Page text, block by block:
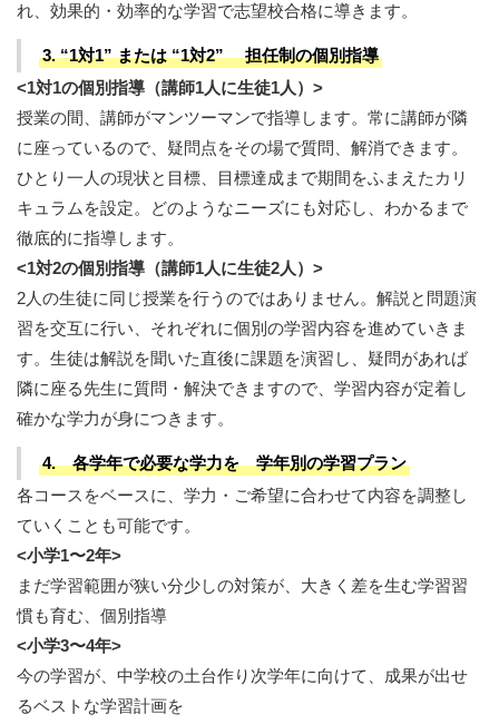
れ、効果的・効率的な学習で志望校合格に導きます。
3. “1対1” または “1対2” 担任制の個別指導
<1対1の個別指導（講師1人に生徒1人）>
授業の間、講師がマンツーマンで指導します。常に講師が隣
に座っているので、疑問点をその場で質問、解消できます。
ひとり一人の現状と目標、目標達成まで期間をふまえたカリ
キュラムを設定。どのようなニーズにも対応し、わかるまで
徹底的に指導します。
<1対2の個別指導（講師1人に生徒2人）>
2人の生徒に同じ授業を行うのではありません。解説と問題演
習を交互に行い、それぞれに個別の学習内容を進めていきま
す。生徒は解説を聞いた直後に課題を演習し、疑問があれば
隣に座る先生に質問・解決できますので、学習内容が定着し
確かな学力が身につきます。
4. 各学年で必要な学力を 学年別の学習プラン
各コースをベースに、学力・ご希望に合わせて内容を調整し
ていくことも可能です。
<小学1〜2年>
まだ学習範囲が狭い分少しの対策が、大きく差を生む学習習
慣も育む、個別指導
<小学3〜4年>
今の学習が、中学校の土台作り次学年に向けて、成果が出せ
るベストな学習計画を